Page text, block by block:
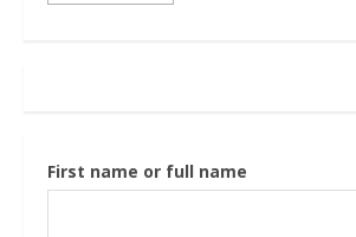
First name or full name